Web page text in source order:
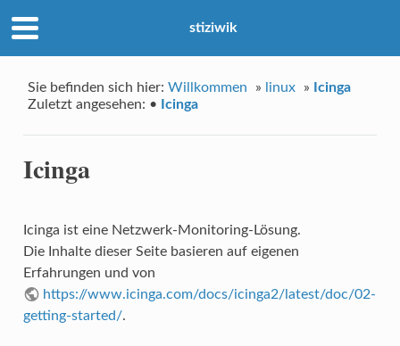
stiziwik
Sie befinden sich hier:Willkommen » linux »
Icinga
Zuletzt angesehen: • Icinga
Icinga
Icinga ist eine Netzwerk-Monitoring-Lösung.
Die Inhalte dieser Seite basieren auf eigenen
Erfahrungen und von
https://www.icinga.com/docs/icinga2/latest/doc/02-
getting-started/.